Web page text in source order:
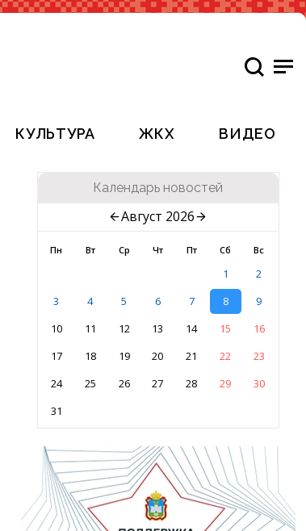
КУЛЬТУРА ЖКХ ВИДЕО
Календарь новостей
Август 2026
Пн Вт Ср Чт Пт Сб Вс
1
2
3
4 5 6 7 8
9
10
11 12 13 14 15
16
17
18 19 20 21 22
23
24
25 26 27 28 29
30
31